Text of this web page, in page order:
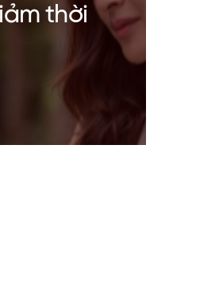
thời